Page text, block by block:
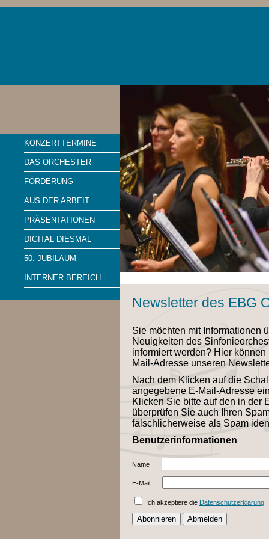
KONZERTTERMINE
DAS ORCHESTER
FÖRDERUNG
AUS DER ARBEIT
PRÄSENTATIONEN
DIGITAL DIESMAL
50. JUBILÄUM
INTERNER BEREICH
Newsletter des EBG
Sie möchten mit Informationen
Neuigkeiten des
informiert werden? Hier
Mail-Adresse unseren
Nach dem Klicken auf die
angegebene E-Mail-Adresse
Klicken Sie bitte auf den in der
überprüfen Sie auch Ihren
fälschlicherweise als Spam
Benutzerinformationen
Name
E-Mail
Ich akzeptiere die Datenschutzerklärung